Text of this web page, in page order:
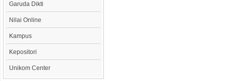
Garuda Dikti
Nilai Online
Kampus
Kepositori
Unikom Center